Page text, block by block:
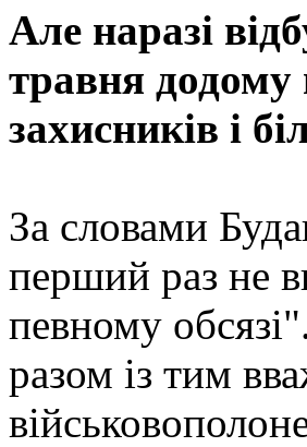
Але наразі
травня додому
захисників і
За словами
перший раз не
певному
разом із тим